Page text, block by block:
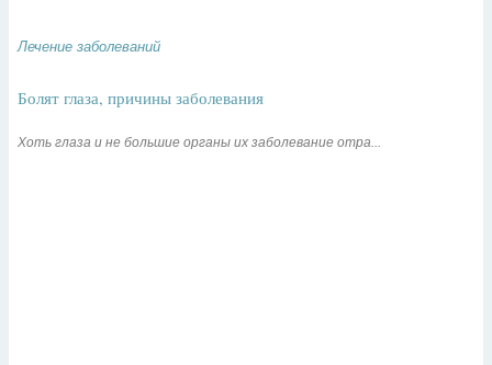
Лечение заболеваний
Болят глаза, причины заболевания
Хоть глаза и не большие органы их заболевание отра...